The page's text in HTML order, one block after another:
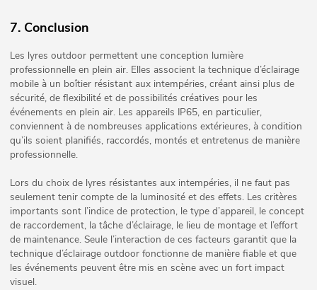
7. Conclusion
Les lyres outdoor permettent une conception lumière
professionnelle en plein air. Elles associent la technique d’éclairage
mobile à un boîtier résistant aux intempéries, créant ainsi plus de
sécurité, de flexibilité et de possibilités créatives pour les
événements en plein air. Les appareils IP65, en particulier,
conviennent à de nombreuses applications extérieures, à condition
qu’ils soient planifiés, raccordés, montés et entretenus de manière
professionnelle.
Lors du choix de lyres résistantes aux intempéries, il ne faut pas
seulement tenir compte de la luminosité et des effets. Les critères
importants sont l’indice de protection, le type d’appareil, le concept
de raccordement, la tâche d’éclairage, le lieu de montage et l’effort
de maintenance. Seule l’interaction de ces facteurs garantit que la
technique d’éclairage outdoor fonctionne de manière fiable et que
les événements peuvent être mis en scène avec un fort impact
visuel.